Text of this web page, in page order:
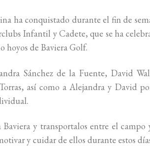
ha conquistado durante el fin de
Infantil y Cadete, que se ha
hoyos de Baviera Golf.
Sánchez de la Fuente, David
así como a Alejandra y David
y transportalos entre el campo
y cuidar de ellos durante estos